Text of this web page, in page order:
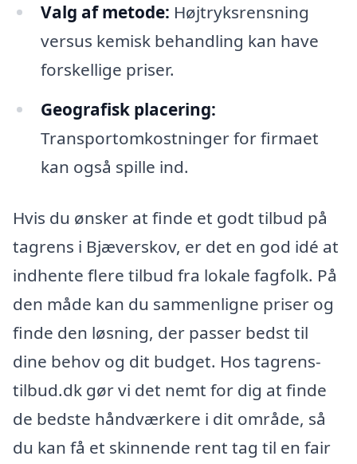
Valg af metode: Højtryksrensning
versus kemisk behandling kan have
forskellige priser.
Geografisk placering:
Transportomkostninger for firmaet
kan også spille ind.
Hvis du ønsker at finde et godt tilbud på
tagrens i Bjæverskov, er det en god idé at
indhente flere tilbud fra lokale fagfolk. På
den måde kan du sammenligne priser og
finde den løsning, der passer bedst til
dine behov og dit budget. Hos tagrens-
tilbud.dk gør vi det nemt for dig at finde
de bedste håndværkere i dit område, så
du kan få et skinnende rent tag til en fair